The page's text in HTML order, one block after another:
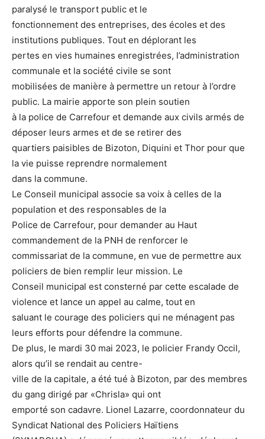
paralysé le transport public et le
fonctionnement des entreprises, des écoles et des
institutions publiques. Tout en déplorant les
pertes en vies humaines enregistrées, l’administration
communale et la société civile se sont
mobilisées de manière à permettre un retour à l’ordre
public. La mairie apporte son plein soutien
à la police de Carrefour et demande aux civils armés de
déposer leurs armes et de se retirer des
quartiers paisibles de Bizoton, Diquini et Thor pour que
la vie puisse reprendre normalement
dans la commune.
Le Conseil municipal associe sa voix à celles de la
population et des responsables de la
Police de Carrefour, pour demander au Haut
commandement de la PNH de renforcer le
commissariat de la commune, en vue de permettre aux
policiers de bien remplir leur mission. Le
Conseil municipal est consterné par cette escalade de
violence et lance un appel au calme, tout en
saluant le courage des policiers qui ne ménagent pas
leurs efforts pour défendre la commune.
De plus, le mardi 30 mai 2023, le policier Frandy Occil,
alors qu’il se rendait au centre-
ville de la capitale, a été tué à Bizoton, par des membres
du gang dirigé par «Chrisla» qui ont
emporté son cadavre. Lionel Lazarre, coordonnateur du
Syndicat National des Policiers Haïtiens